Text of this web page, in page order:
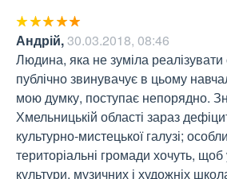
Андрій,30.03.2018, 08:46
Людина, яка не зуміла реалізувати
публічно звинувачує в цьому
мою думку, поступає непорядно.
Хмельницькій області зараз
культурно-мистецької галузі;
територіальні громади хочуть,
культури, музичних і художніх